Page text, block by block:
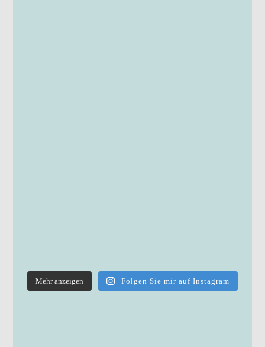
Mehr anzeigen Folgen Sie mir auf Instagram